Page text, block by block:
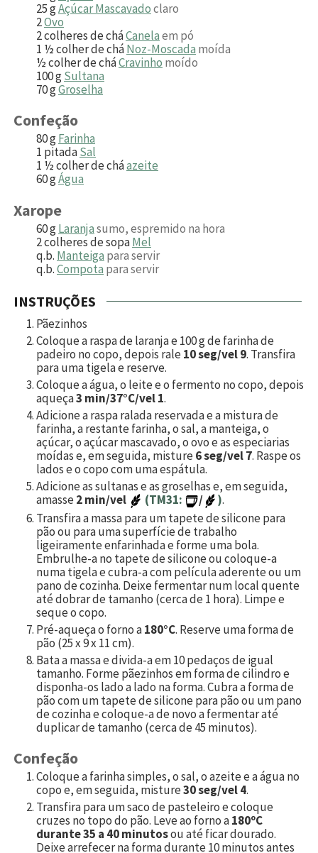
25gAçúcar Mascavadoclaro
2Ovo
2colheres de cháCanelaem pó
1 ½colher de cháNoz-Moscada moída
½colher de cháCravinho moído
100gSultana
70gGroselha
Confeção
80gFarinha
1 pitadaSal
1 ½colher de cháazeite
60gÁgua
Xarope
60gLaranjasumo, espremido na hora
2colheres de sopaMel
q.b. Manteiga para servir
q.b.Compota para servir
INSTRUÇÕES
Pãezinhos
Coloque a raspa de laranja e100g de farinha de
padeiro no copo, depois rale10 seg/vel 9. Transfira
para uma tigela e reserve.
Coloque a água, o leite e o fermento no copo, depois
aqueça3 min/37°C/vel 1.
Adicione a raspa ralada reservada e a mistura de
farinha, a restante farinha, o sal, a manteiga, o
açúcar, o açúcar mascavado, o ovo e as especiarias
moídas e, em seguida, misture6 seg/vel 7. Raspe os
lados e o copo com uma espátula.
Adicione as sultanas e as groselhas e, em seguida,
amasse2 min/vel (TM31: / ).
Transfira a massa para um tapete de silicone para
pão ou para uma superfície de trabalho
ligeiramente enfarinhada e forme uma bola.
Embrulhe-a no tapete de silicone ou coloque-a
numa tigela e cubra-a com película aderente ou um
pano de cozinha. Deixe fermentar num local quente
até dobrar de tamanho (cerca de 1 hora). Limpe e
seque o copo.
Pré-aqueça o forno a180°C. Reserve uma forma de
pão (25 x 9 x 11 cm).
Bata a massa e divida-a em 10 pedaços de igual
tamanho. Forme pãezinhos em forma de cilindro e
disponha-os lado a lado na forma. Cubra a forma de
pão com um tapete de silicone para pão ou um pano
de cozinha e coloque-a de novo a fermentar até
duplicar de tamanho (cerca de 45 minutos).
Confeção
Coloque a farinha simples, o sal, o azeite e a água no
copo e, em seguida, misture30 seg/vel 4.
Transfira para um saco de pasteleiro e coloque
cruzes no topo do pão. Leve ao forno a180ºC
durante 35 a 40 minutosou até ficar dourado.
Deixe arrefecer na forma durante 10 minutos antes